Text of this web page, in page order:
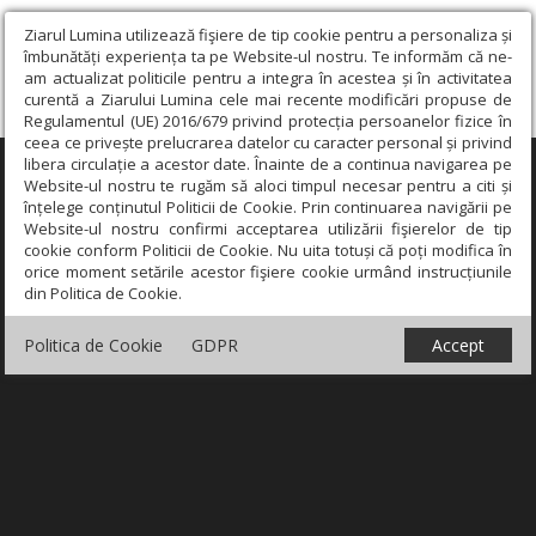
Ziarul Lumina utilizează fişiere de tip cookie pentru a personaliza și
îmbunătăți experiența ta pe Website-ul nostru. Te informăm că ne-
am actualizat politicile pentru a integra în acestea și în activitatea
curentă a Ziarului Lumina cele mai recente modificări propuse de
Regulamentul (UE) 2016/679 privind protecția persoanelor fizice în
ceea ce privește prelucrarea datelor cu caracter personal și privind
libera circulație a acestor date. Înainte de a continua navigarea pe
Website-ul nostru te rugăm să aloci timpul necesar pentru a citi și
înțelege conținutul Politicii de Cookie. Prin continuarea navigării pe
Website-ul nostru confirmi acceptarea utilizării fişierelor de tip
cookie conform Politicii de Cookie. Nu uita totuși că poți modifica în
orice moment setările acestor fişiere cookie urmând instrucțiunile
din Politica de Cookie.
Politica de Cookie GDPR Accept
×